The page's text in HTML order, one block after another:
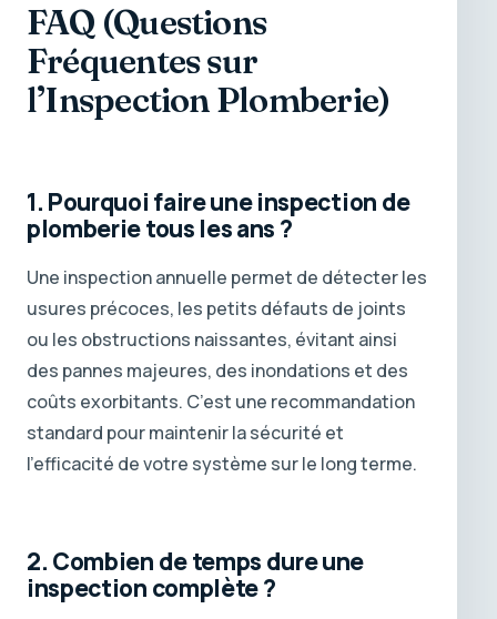
FAQ (Questions
Fréquentes sur
l’Inspection Plomberie)
1. Pourquoi faire une inspection de
plomberie tous les ans ?
Une inspection annuelle permet de détecter les
usures précoces, les petits défauts de joints
ou les obstructions naissantes, évitant ainsi
des pannes majeures, des inondations et des
coûts exorbitants. C’est une recommandation
standard pour maintenir la sécurité et
l’efficacité de votre système sur le long terme.
2. Combien de temps dure une
inspection complète ?